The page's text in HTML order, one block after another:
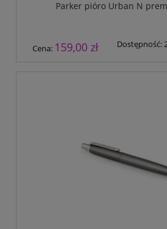
Parker pióro Urban N
Cena: 159,00 zł Dostępność: